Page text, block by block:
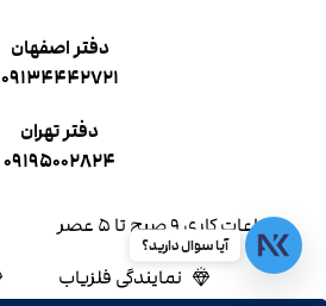
دفتر اصفهان
۰۹۱۳۴۴۴۲۷۲۱
دفتر تهران
۰۹۱۹۵۰۰۲۸۲۴
ساعات کاری ۹ صبح تا ۵ عصر
نمایندگی فلزیاب
آیا سوال دارید؟